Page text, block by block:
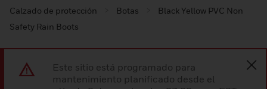
Calzado de protección
Botas
Black Yellow PVC Non
Safety Rain Boots
Este sitio está programado para
mantenimiento planificado desde el